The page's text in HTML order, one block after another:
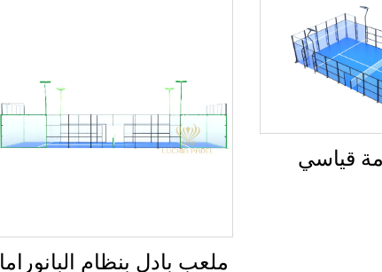
قياسي
ملعب بادل بنظام البانوراما